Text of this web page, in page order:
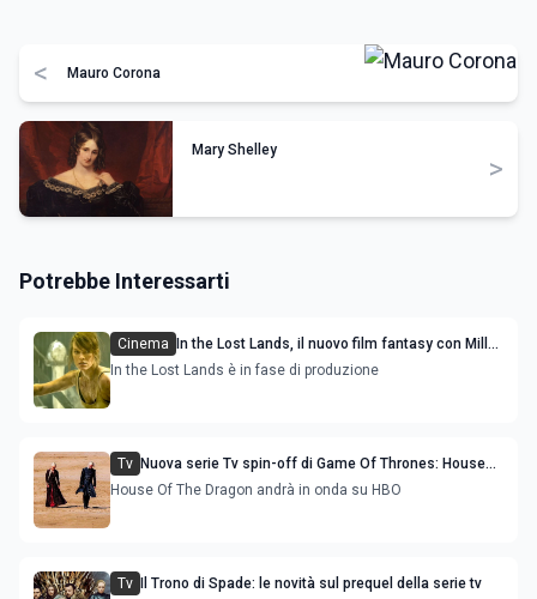
< Mauro Corona
Mary Shelley
>
Potrebbe Interessarti
Cinema
In the Lost Lands, il nuovo film fantasy con Milla
Jovovich e Dave Bautista
In the Lost Lands è in fase di produzione
Tv Nuova serie Tv spin-off di Game Of Thrones: House
Of The Dragon
House Of The Dragon andrà in onda su HBO
Tv
Il Trono di Spade: le novità sul prequel della serie tv